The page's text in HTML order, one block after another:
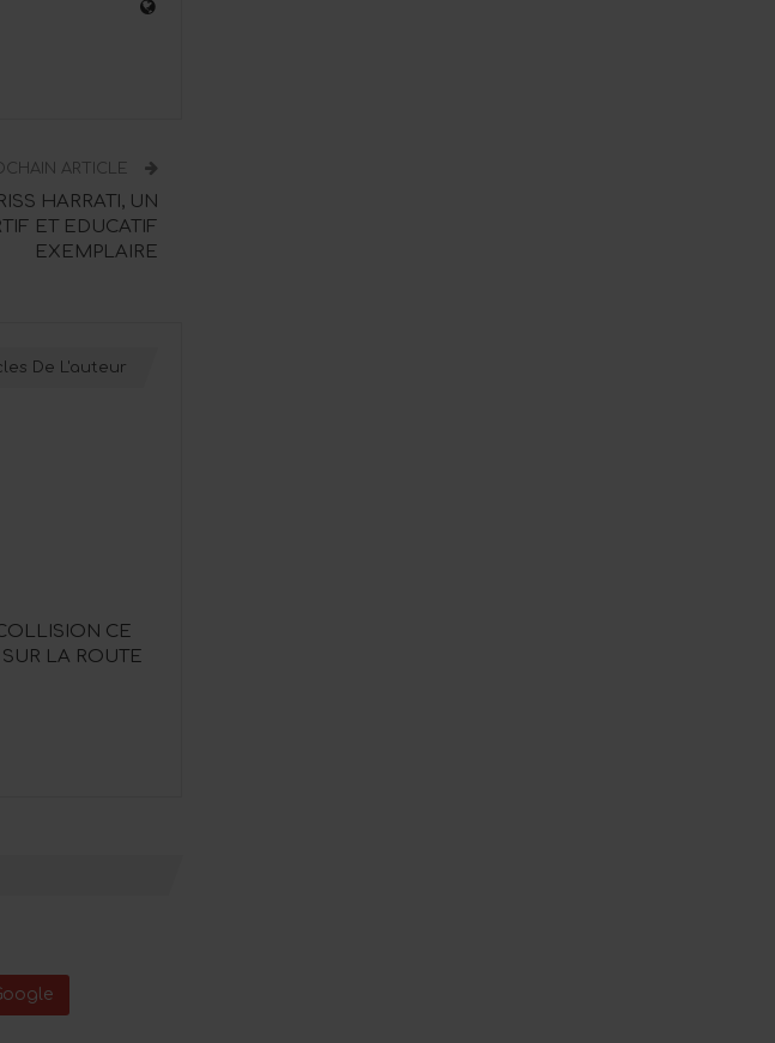
ARTICLE
HARRATI, UN
ET EDUCATIF
EXEMPLAIRE
De L'auteur
CE
LA ROUTE